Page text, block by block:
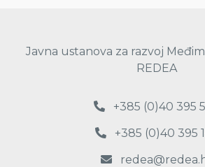
Javna ustanova za razvoj
REDEA
+385 (0)40 395
+385 (0)40 395